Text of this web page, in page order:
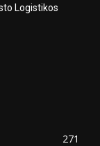
Logistikos
271